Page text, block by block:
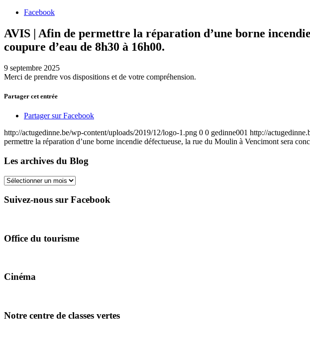
Facebook
AVIS | Afin de permettre la réparation d’une borne
coupure d’eau de 8h30 à 16h00.
9 septembre 2025
Merci de prendre vos dispositions et de votre compréhension.
Partager cet entrée
Partager sur Facebook
http://actugedinne.be/wp-content/uploads/2019/12/logo-1.png 0 0 gedinne001 http://
permettre la réparation d’une borne incendie défectueuse, la rue du Moulin à Vencimont sera
Les archives du Blog
Les
du
Suivez-nous sur Facebook
Office du tourisme
Cinéma
Notre centre de classes vertes